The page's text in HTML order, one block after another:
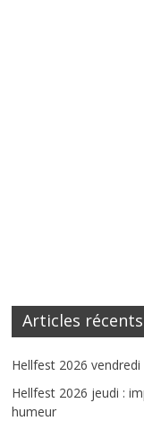
Articles récents
Hellfest 2026
Hellfest 2026 jeudi :
humeur